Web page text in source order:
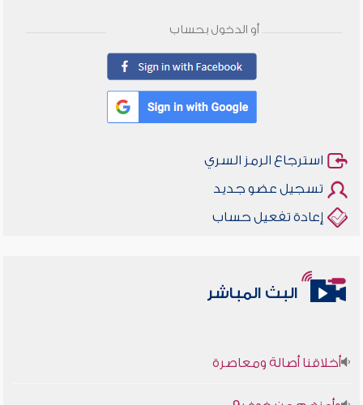
أو الدخول بحساب
استرجاع الرمز السري
تسجيل عضو جديد
إعادة تفعيل حساب
البث المباشر
أخلاقنا أصالة ومعاصرة
وأمنهم من خوف 9